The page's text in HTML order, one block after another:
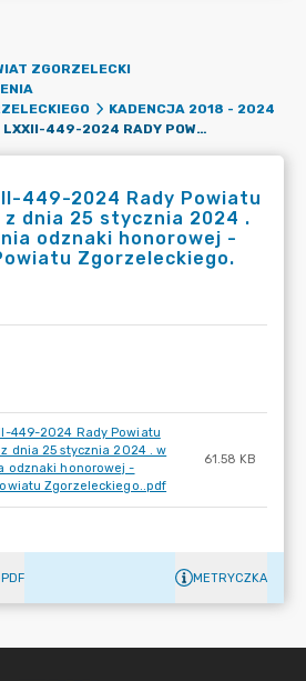
ZGORZELECKI
KADENCJA 2018 - 2024
UCHWAŁA NR LXXII-449-2024 RADY POWIATU ZGORZELECKIEGO Z DNIA 25 STYCZNIA 2024 . W SPRAWIE NADANIA ODZNAKI HONOROWEJ - ZASŁUŻONY DLA POWIATU ZGORZELECKIEGO.
449-2024 Rady Powiatu
dnia 25 stycznia 2024 .
odznaki honorowej -
Zgorzeleckiego.
449-2024 Rady Powiatu
dnia 25 stycznia 2024 . w
odznaki honorowej -
Zgorzeleckiego..pdf
61.58 KB
METRYCZKA